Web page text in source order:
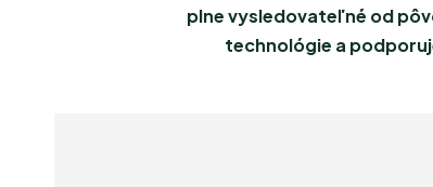
plne vysledovateľné od
technológie a